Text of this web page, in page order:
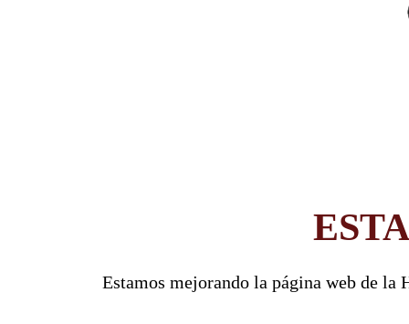
Estamos mejorando la página web de la